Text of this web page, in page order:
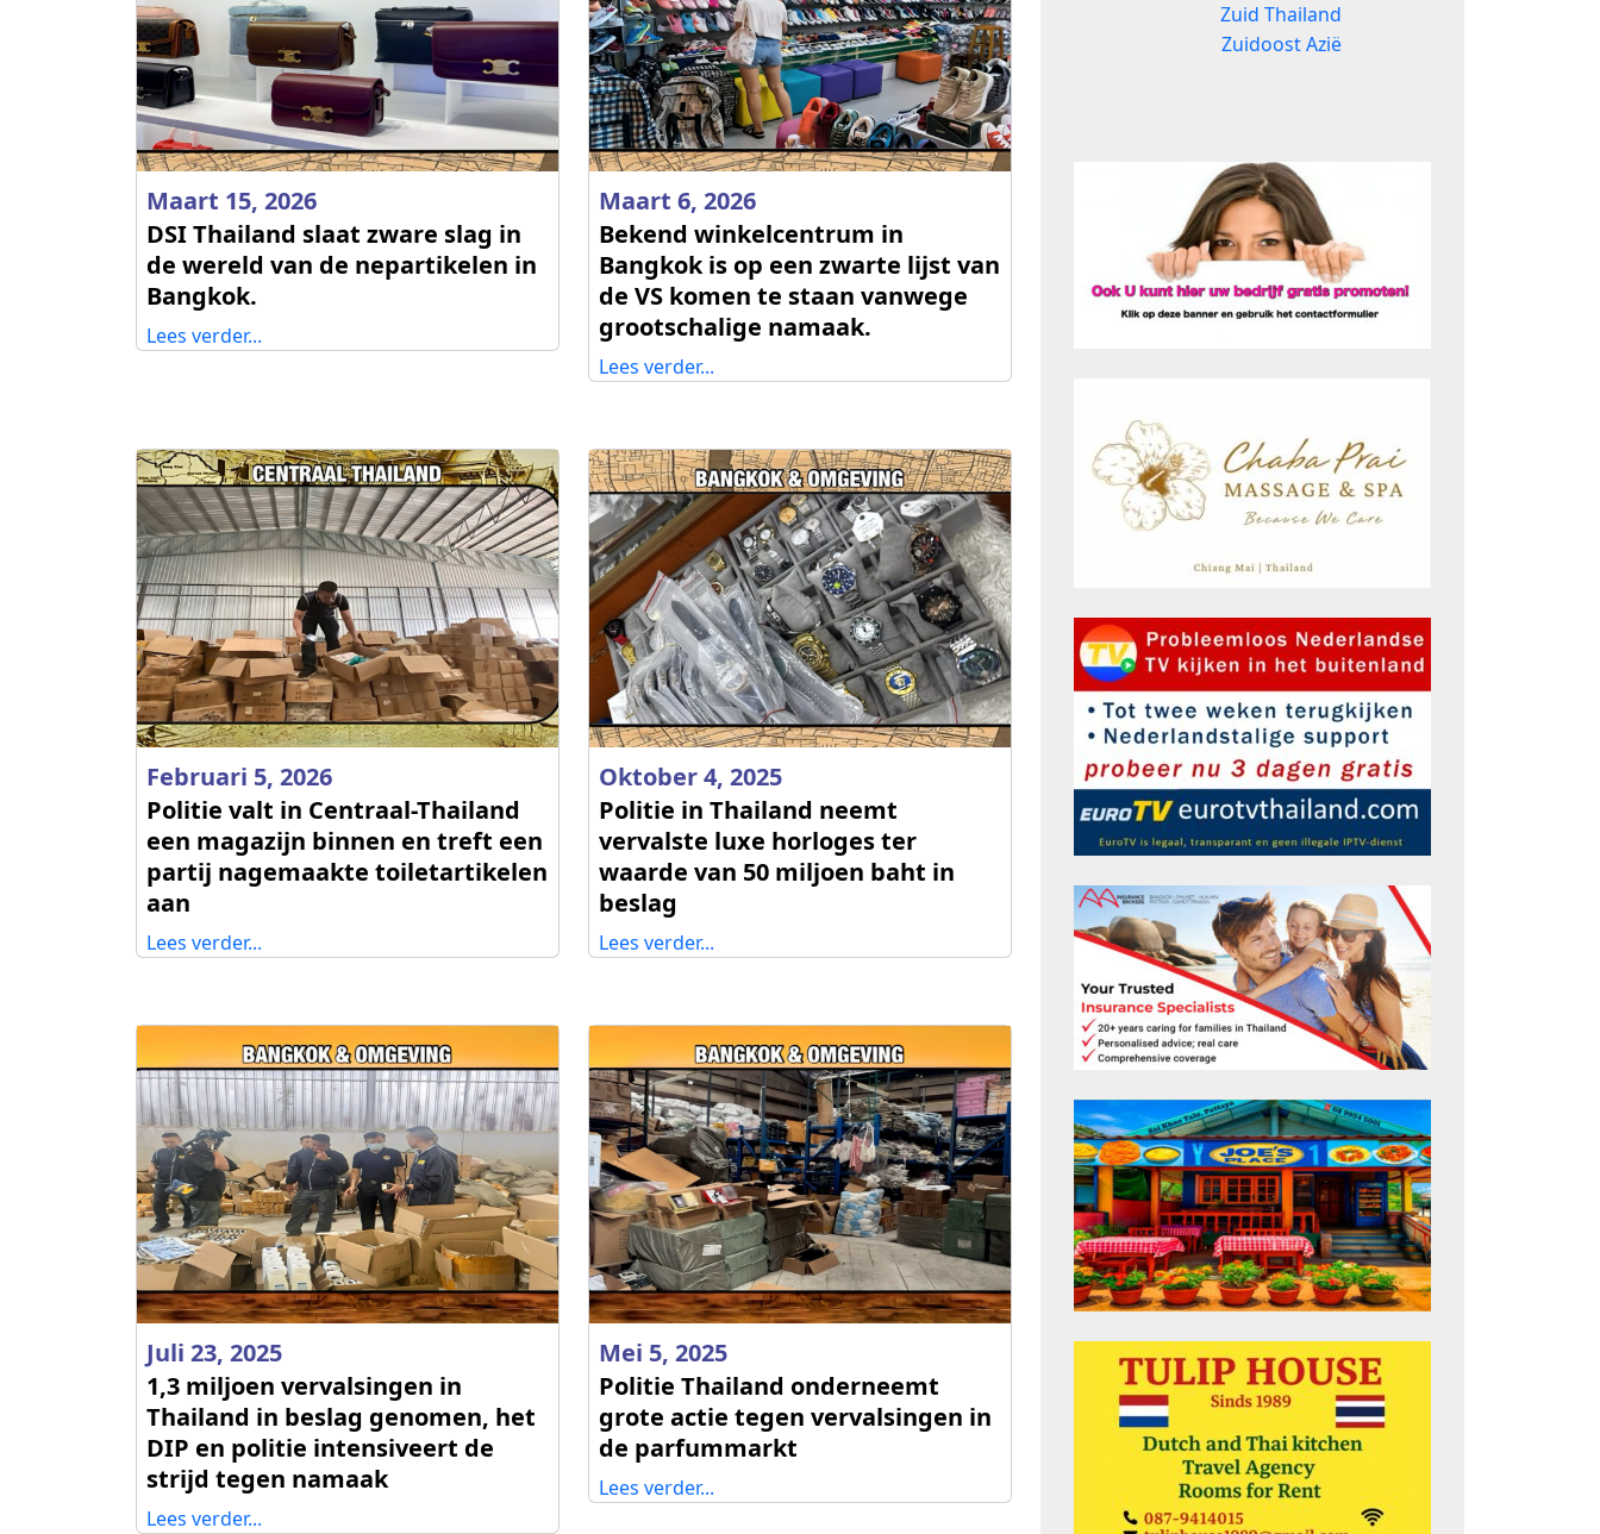
Maart 15, 2026
DSI Thailand slaat zware slag in
de wereld van de nepartikelen in
Bangkok.
Lees verder...
Maart 6, 2026
Bekend winkelcentrum in
Bangkok is op een zwarte lijst van
de VS komen te staan vanwege
grootschalige namaak.
Lees verder...
Februari 5, 2026
Politie valt in Centraal-Thailand
een magazijn binnen en treft een
partij nagemaakte toiletartikelen
aan
Lees verder...
Oktober 4, 2025
Politie in Thailand neemt
vervalste luxe horloges ter
waarde van 50 miljoen baht in
beslag
Lees verder...
Juli 23, 2025
1,3 miljoen vervalsingen in
Thailand in beslag genomen, het
DIP en politie intensiveert de
strijd tegen namaak
Lees verder...
Mei 5, 2025
Politie Thailand onderneemt
grote actie tegen vervalsingen in
de parfummarkt
Lees verder...
Zuid Thailand
Zuidoost Azië